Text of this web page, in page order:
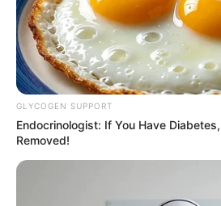
10. Veterinário
GLYCOGEN SUPPORT
Endocrinologist: If You Have
Removed!